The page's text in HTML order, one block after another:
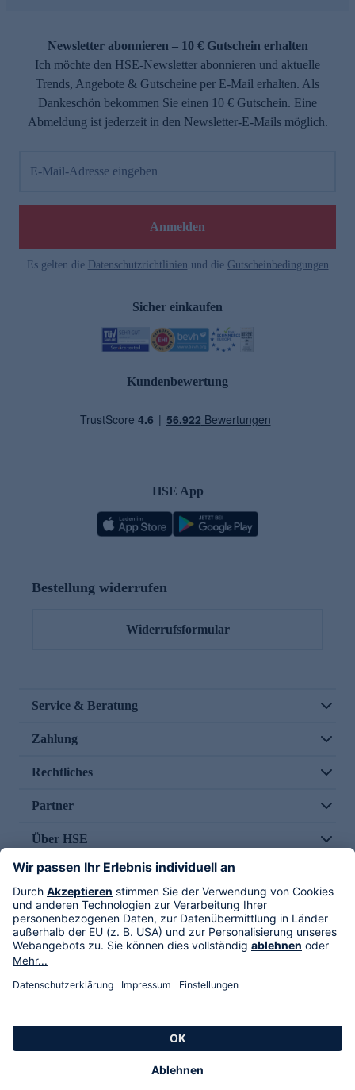
Newsletter abonnieren – 10 € Gutschein erhalten
Ich möchte den HSE-Newsletter abonnieren und aktuelle
Trends, Angebote & Gutscheine per E-Mail erhalten. Als
Dankeschön bekommen Sie einen 10 € Gutschein. Eine
Abmeldung ist jederzeit in den Newsletter-E-Mails möglich.
E-Mail-Adresse eingeben
Anmelden
Es gelten die Datenschutzrichtlinien und die Gutscheinbedingungen
Sicher einkaufen
Kundenbewertung
HSE App
Bestellung widerrufen
Widerrufsformular
Service & Beratung
Zahlung
Rechtliches
Partner
Über HSE
Im TV
HSE International